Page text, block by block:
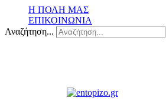
Η ΠΟΛΗ ΜΑΣ
ΕΠΙΚΟΙΝΩΝΙΑ
Αναζήτηση...